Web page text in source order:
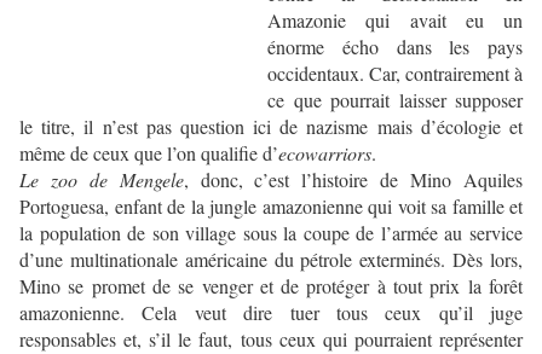
Amazonie qui avait eu un
énorme écho dans les pays
occidentaux. Car, contrairement à
ce que pourrait laisser supposer
le titre, il n’est pas question ici de nazisme mais d’écologie et
même de ceux que l’on qualifie d’ecowarriors.
Le zoo de Mengele, donc, c’est l’histoire de Mino Aquiles
Portoguesa, enfant de la jungle amazonienne qui voit sa famille et
la population de son village sous la coupe de l’armée au service
d’une multinationale américaine du pétrole exterminés. Dès lors,
Mino se promet de se venger et de protéger à tout prix la forêt
amazonienne. Cela veut dire tuer tous ceux qu’il juge
responsables et, s’il le faut, tous ceux qui pourraient représenter